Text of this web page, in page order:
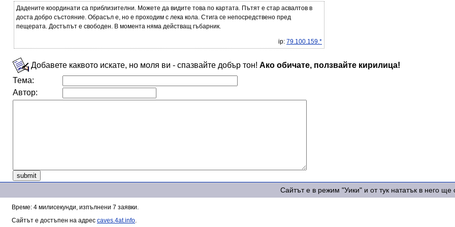
Дадените координати са приблизителни. Можете да видите това по картата. Пътят е стар асвалтов в
доста добро състояние. Обрасъл е, но е проходим с лека кола. Стига се непосредствено пред
пещерата. Достъпът е свободен. В момента няма действащ гъбарник.
ip: 79.100.159.*
Добавете каквото искате, но моля ви - спазвайте добър тон! Ако обичате, ползвайте кирилица!
Тема:
Автор:
Сайтът е в режим "Уики" и от тук нататък в него
Време: 4 милисекунди, изпълнени 7 заявки.
Сайтът е достъпен на адрес caves.4at.info.